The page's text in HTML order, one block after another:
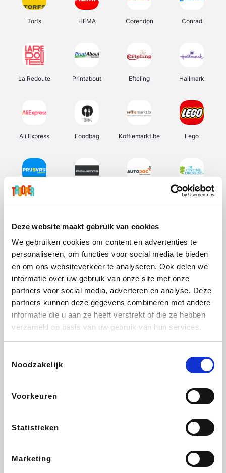
Deze website maakt gebruik van cookies
We gebruiken cookies om content en advertenties te
personaliseren, om functies voor social media te bieden
en om ons websiteverkeer te analyseren. Ook delen we
informatie over uw gebruik van onze site met onze
partners voor social media, adverteren en analyse. Deze
partners kunnen deze gegevens combineren met andere
informatie die u aan ze heeft verstrekt of die ze hebben
verzameld op basis van uw gebruik van hun services.
Noodzakelijk
Voorkeuren
Statistieken
Marketing
Torfs HEMA Corendon Conrad
La Redoute Printabout Efteling Hallmark
Ali Express Foodbag Koffiemarkt.be Lego
Prijsvrij De Online Drogist
Vidaxl Lampenlicht.be Plopsa Adidas
All Accor
DectDirect
SupraBazar